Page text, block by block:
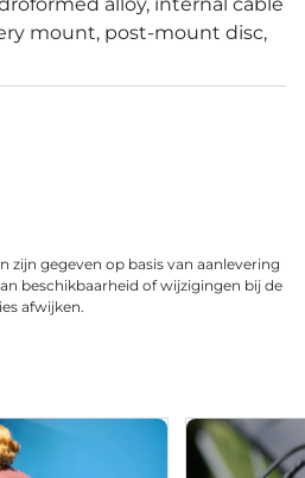
lichtsterkte. De
voorvork heeft een lockout,
aan en uit kan zetten
meer geschikt voor is.
mount, post-mount disc,
zijn gegeven op basis van aanlevering
beschikbaarheid of wijzigingen bij de
afwijken.